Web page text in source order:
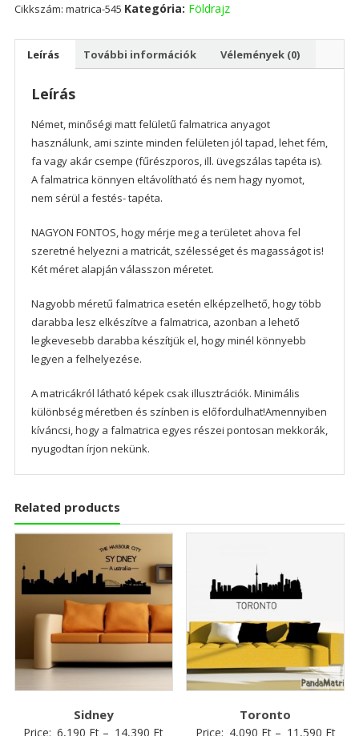
Cikkszám: matrica-545 Kategória: Földrajz
Leírás További információk Vélemények (0)
Leírás
Német, minőségi matt felületű falmatrica anyagot
használunk, ami szinte minden felületen jól tapad, lehet fém,
fa vagy akár csempe (fűrészporos, ill. üvegszálas tapéta is).
A falmatrica könnyen eltávolítható és nem hagy nyomot,
nem sérül a festés- tapéta.
NAGYON FONTOS, hogy mérje meg a területet ahova fel
szeretné helyezni a matricát, szélességet és magasságot is!
Két méret alapján válasszon méretet.
Nagyobb méretű falmatrica esetén elképzelhető, hogy több
darabba lesz elkészítve a falmatrica, azonban a lehető
legkevesebb darabba készítjük el, hogy minél könnyebb
legyen a felhelyezése.
A matricákról látható képek csak illusztrációk. Minimális
különbség méretben és színben is előfordulhat!Amennyiben
kíváncsi, hogy a falmatrica egyes részei pontosan mekkorák,
nyugodtan írjon nekünk.
Related products
Sidney
Price: 6,190 Ft – 14,390 Ft
Toronto
Price: 4,090 Ft– 11,590 Ft